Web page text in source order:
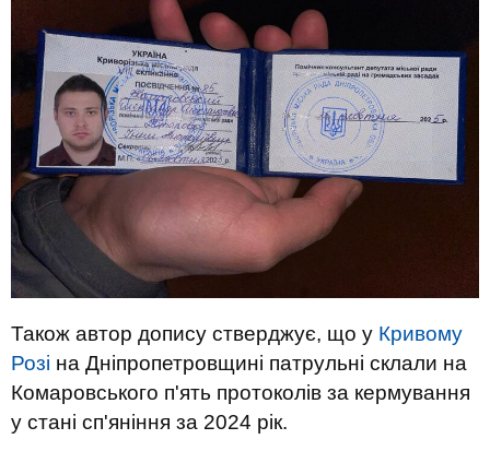
Також автор допису стверджує, що у Кривому
Розі на Дніпропетровщині патрульні склали на
Комаровського п'ять протоколів за кермування
у стані сп'яніння за 2024 рік.